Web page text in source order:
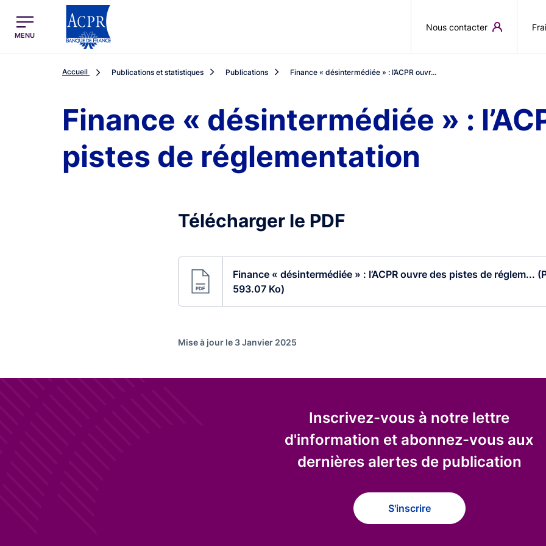
ACPR Menu Principal (French)
MENU
Nous contacter
Accueil Publications et statistiques Publications Finance « désintermédiée » : l’ACPR ouvr...
Finance « désintermédiée » :
pistes de réglementation
Télécharger le PDF
Finance « désintermédiée » : l’ACPR ouvre des pistes de réglem...
593.07 Ko)
Mise à jour le 3 Janvier 2025
Inscrivez-vous à notre lettre
d'information et abonnez-vous aux
dernières alertes de publication
S'inscrire